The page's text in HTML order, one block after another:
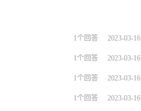
1个回答 2023-03-16
1个回答 2023-03-16
1个回答 2023-03-16
1个回答 2023-03-16